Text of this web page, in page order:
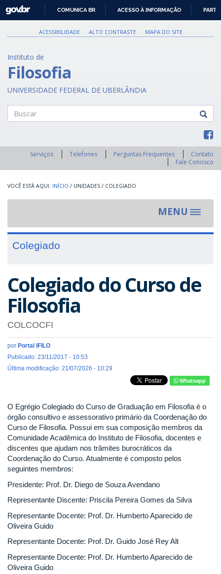
PARA
O
GOVBR
COMUNICA BR ACESSO À INFORMAÇÃO
ACESSIBILIDADE ALTO CONTRASTE MAPA DO SITE
Instituto de
Filosofia
UNIVERSIDADE FEDERAL DE UBERLÂNDIA
Serviços Telefones Perguntas Frequentes
Contato
Fale Conosco
INÍCIO / UNIDADES / COLEGIADO
MENU
Toggle
Colegiado
Colegiado do Curso de
Filosofia
COLCOCFI
por Portal IFILO
Publicado: 23/11/2017 - 10:53
Última modificação: 21/07/2026 - 10:29
Whatsapp
O Egrégio Colegiado do Curso de Graduação em Filosofia é o
órgão consultivo e assessorativo primário da Coordenação do
Curso de Filosofia. Possui em sua composição membros da
Comunidade Acadêmica do Instituto de Filosofia, docentes e
discentes que ajudam nos trâmites burocráticos da
Coordenação do Curso. Atualmente é composto pelos
seguintes membros:
Presidente: Prof. Dr. Diego de Souza Avendano
Representante Discente: Priscila Pereira Gomes da Silva
Representante Docente: Prof. Dr. Humberto Aparecido de
Oliveira Guido
Representante Docente: Prof. Dr. Guido José Rey Alt
Representante Docente: Prof. Dr. Humberto Aparecido de
Oliveira Guido